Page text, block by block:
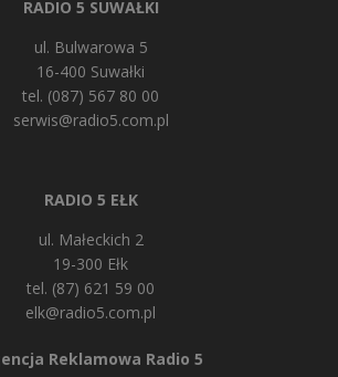
RADIO 5 SUWAŁKI
ul. Bulwarowa 5
16-400 Suwałki
tel. (087) 567 80 00
serwis@radio5.com.pl
RADIO 5 EŁK
ul. Małeckich 2
19-300 Ełk
tel. (87) 621 59 00
elk@radio5.com.pl
Reklamowa Radio 5